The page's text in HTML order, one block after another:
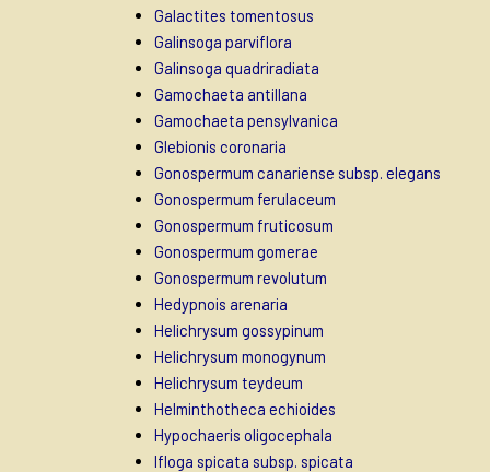
Galactites tomentosus
Galinsoga parviflora
Galinsoga quadriradiata
Gamochaeta antillana
Gamochaeta pensylvanica
Glebionis coronaria
Gonospermum canariense subsp. elegans
Gonospermum ferulaceum
Gonospermum fruticosum
Gonospermum gomerae
Gonospermum revolutum
Hedypnois arenaria
Helichrysum gossypinum
Helichrysum monogynum
Helichrysum teydeum
Helminthotheca echioides
Hypochaeris oligocephala
Ifloga spicata subsp. spicata